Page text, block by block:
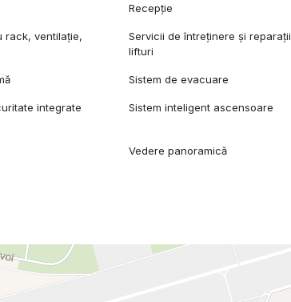
Recepție
rack, ventilație,
Servicii de întreținere și reparații
lifturi
Sistem de evacuare
integrate
Sistem inteligent ascensoare
Vedere panoramică